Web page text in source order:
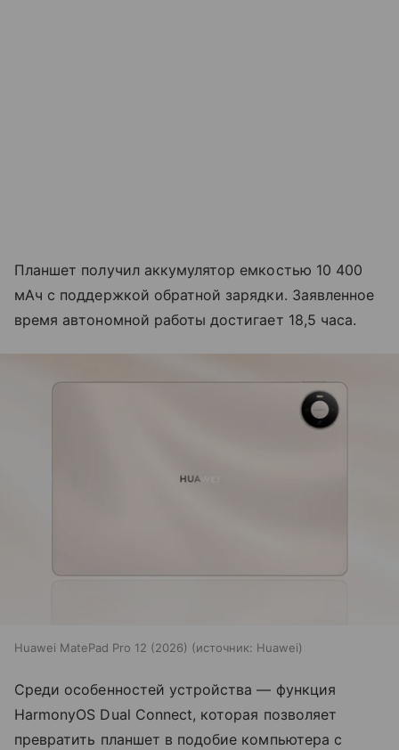
Планшет получил аккумулятор емкостью 10 400
мАч с поддержкой обратной зарядки. Заявленное
время автономной работы достигает 18,5 часа.
Huawei MatePad Pro 12 (2026) источник: Huawei
Среди особенностей устройства — функция
HarmonyOS Dual Connect, которая позволяет
превратить планшет в подобие компьютера с